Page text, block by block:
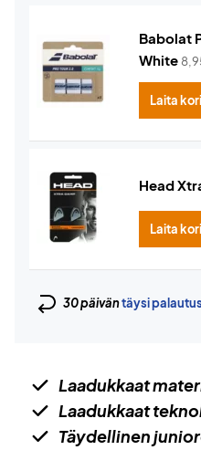
Babolat
White
Laita
Head
Laita
30 päiväntäysi
Laadukkaat
Laadukkaat
Täydellinen